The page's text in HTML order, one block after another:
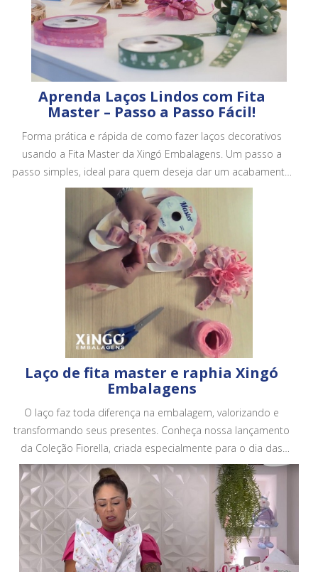
Aprenda Laços Lindos com Fita
Master – Passo a Passo Fácil!
Forma prática e rápida de como fazer laços decorativos
usando a Fita Master da Xingó Embalagens. Um passo a
passo simples, ideal para quem deseja dar um acabamento
mais bonito e profissional em embalagens, cestas e
presentes.
Laço de fita master e raphia Xingó
Embalagens
O laço faz toda diferença na embalagem, valorizando e
transformando seus presentes. Conheça nossa lançamento
da Coleção Fiorella, criada especialmente para o dia das
mães. Conheça todos os nossos produtos em no site.